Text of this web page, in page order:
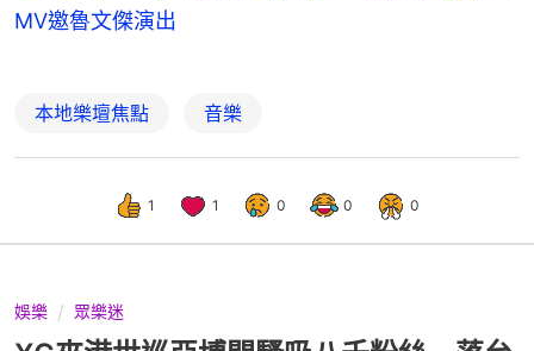
MV邀魯文傑演出
本地樂壇焦點 音樂
1 1 0 0 0
娛樂 眾樂迷